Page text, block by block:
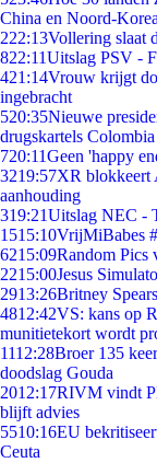
China en Noord-Korea
222:13Vollering slaat
822:11Uitslag PSV -
421:14Vrouw krijgt
ingebracht
520:35Nieuwe
drugskartels Colombia
720:11Geen 'happy
3219:57XR blokkeert
aanhouding
319:21Uitslag NEC -
1515:10VrijMiBabes
6215:09Random Pics
2215:00Jesus
2913:26Britney
4812:42VS: kans op
munitietekort wordt
1112:28Broer 135
doodslag Gouda
2012:17RIVM vindt
blijft advies
5510:16EU
Ceuta